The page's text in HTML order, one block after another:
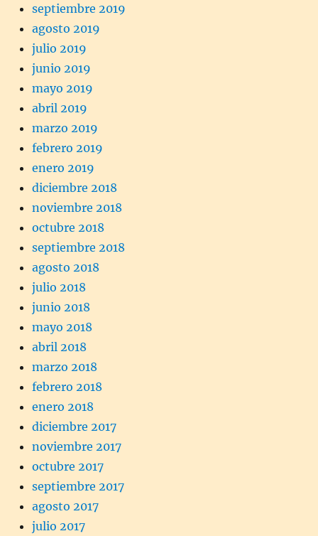
septiembre 2019
agosto 2019
julio 2019
junio 2019
mayo 2019
abril 2019
marzo 2019
febrero 2019
enero 2019
diciembre 2018
noviembre 2018
octubre 2018
septiembre 2018
agosto 2018
julio 2018
junio 2018
mayo 2018
abril 2018
marzo 2018
febrero 2018
enero 2018
diciembre 2017
noviembre 2017
octubre 2017
septiembre 2017
agosto 2017
julio 2017